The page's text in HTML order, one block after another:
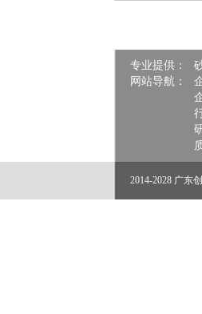
专业提供：
网站导航：
2014-2028 广东